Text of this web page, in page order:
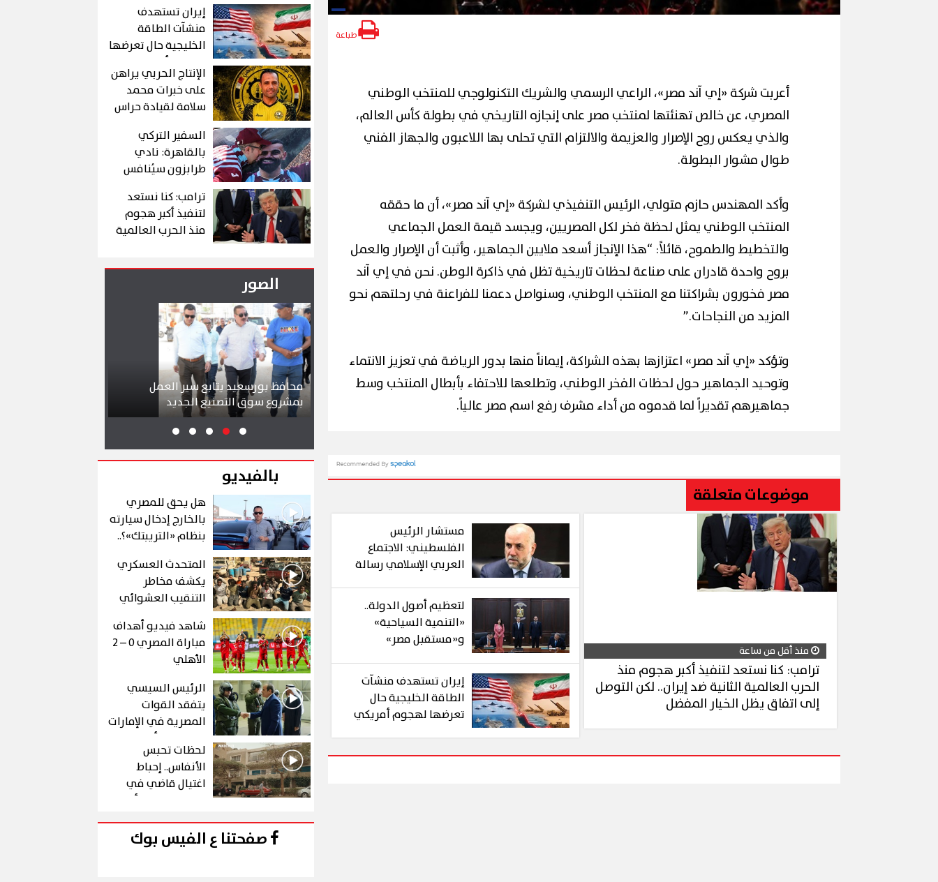
طباعة
أعربت شركة «إي آند مصر»، الراعي الرسمي والشريك التكنولوجي للمنتخب الوطني
المصري، عن خالص تهنئتها لمنتخب مصر على إنجازه التاريخي في بطولة كأس العالم،
والذي يعكس روح الإصرار والعزيمة والالتزام التي تحلى بها اللاعبون والجهاز الفني
طوال مشوار البطولة.
وأكد المهندس حازم متولي، الرئيس التنفيذي لشركة «إي آند مصر»، أن ما حققه
المنتخب الوطني يمثل لحظة فخر لكل المصريين، ويجسد قيمة العمل الجماعي
والتخطيط والطموح، قائلاً: “هذا الإنجاز أسعد ملايين الجماهير، وأثبت أن الإصرار والعمل
بروح واحدة قادران على صناعة لحظات تاريخية تظل في ذاكرة الوطن. نحن في إي آند
مصر فخورون بشراكتنا مع المنتخب الوطني، وسنواصل دعمنا للفراعنة في رحلتهم نحو
المزيد من النجاحات.”
وتؤكد «إي آند مصر» اعتزازها بهذه الشراكة، إيماناً منها بدور الرياضة في تعزيز الانتماء
وتوحيد الجماهير حول لحظات الفخر الوطني، وتطلعها للاحتفاء بأبطال المنتخب وسط
جماهيرهم تقديراً لما قدموه من أداء مشرف رفع اسم مصر عالياً.
موضوعات متعلقة
منذ أقل من ساعة
ترامب: كنا نستعد لتنفيذ أكبر هجوم منذ
الحرب العالمية الثانية ضد إيران.. لكن التوصل
إلى اتفاق يظل الخيار المفضل
مستشار الرئيس
الفلسطيني: الاجتماع
العربي الإسلامي رسالة
لتعظيم أصول الدولة..
«التنمية السياحية»
و«مستقبل مصر»
في العلمين
إيران تستهدف منشآت
الطاقة الخليجية حال
تعرضها لهجوم أمريكي
"أكاديمية وليد
شعبان" لـ عصام عبد
الفتاح!
إيران تستهدف
منشآت الطاقة
الخليجية حال تعرضها
لهجوم أمريكي
الإنتاج الحربي يراهن
على خبرات محمد
سلامة لقيادة حراس
السفير التركي
بالقاهرة: نادي
طرابزون سيُنافس
محمد صلاح
ترامب: كنا نستعد
لتنفيذ أكبر هجوم
منذ الحرب العالمية
التوصل إلى اتفاق
الصور
كبير ينعش سياحة اليوم الواحد
إقبال كبير من المواطنين على محطات
المرحلة الأولى لمونوريل شرق النيل
(صور)
آلاف الزائرين يتدفقون على بورسعيد
وبورفؤاد في عطلة أسبوعية استثنائية
محافظ بورسعيد يتابع سير العمل
بمشروع سوق التصنيع الجديد
بالفيديو
هل يحق للمصري
بالخارج إدخال سيارته
بنظام «التريبتك»؟..
المتحدث العسكري
يكشف مخاطر
التنقيب العشوائي
عن الذهب في "درع
الجنوب"
شاهد فيديو أهداف
مباراة المصري 0 – 2
الأهلي
الرئيس السيسي
يتفقد القوات
المصرية في الإمارات
خلال زيارة أخوية
لحظات تحبس
الأنفاس.. إحباط
اغتيال قاضي في
الحلقة 10 من رأس
صفحتنا ع الفيس بوك